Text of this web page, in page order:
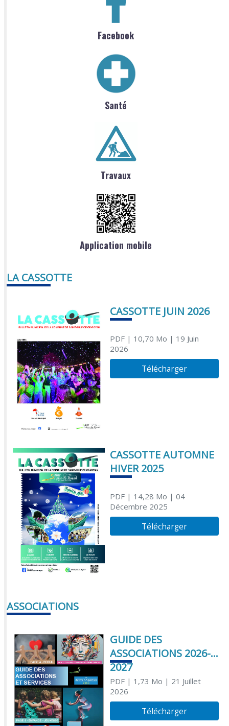
Facebook
Santé
Travaux
Application mobile
LA CASSOTTE
CASSOTTE JUIN 2026
PDF| 10,70 Mo | 19 Juin
2026
Télécharger
CASSOTTE AUTOMNE
HIVER 2025
PDF| 14,28 Mo | 04
Décembre 2025
Télécharger
ASSOCIATIONS
GUIDE DES
ASSOCIATIONS 2026-
2027
PDF| 1,73 Mo | 21 Juillet
2026
Télécharger